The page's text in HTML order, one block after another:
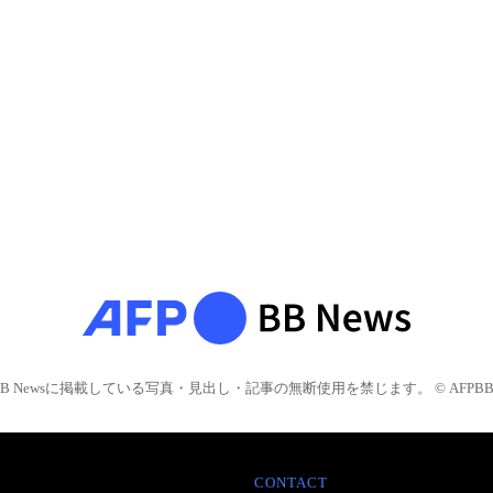
Newsに掲載している写真・見出し・記事の無断使用を禁じます。 © AFPBB
CONTACT